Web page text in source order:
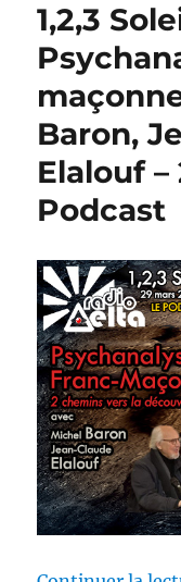
1,2,3
Baron,
Elalouf –
Podcast